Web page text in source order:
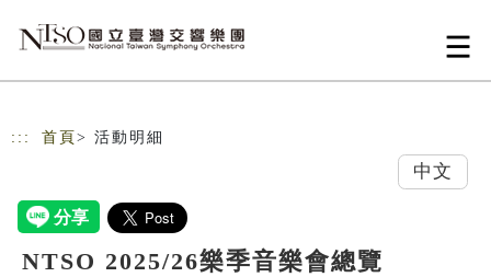
::: 首頁 > 活動明細
中文
NTSO 2025/26樂季音樂會總覽